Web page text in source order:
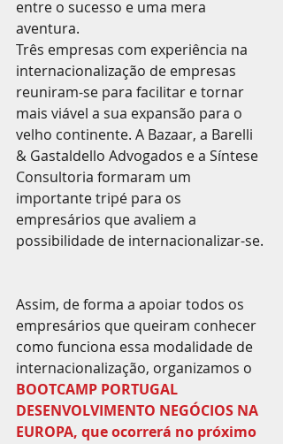
entre o sucesso e uma mera
aventura.
Três empresas com experiência na
internacionalização de empresas
reuniram-se para facilitar e tornar
mais viável a sua expansão para o
velho continente. A Bazaar, a Barelli
& Gastaldello Advogados e a Síntese
Consultoria formaram um
importante tripé para os
empresários que avaliem a
possibilidade de internacionalizar-se.
Assim, de forma a apoiar todos os
empresários que queiram conhecer
como funciona essa modalidade de
internacionalização, organizamos o
BOOTCAMP PORTUGAL
DESENVOLVIMENTO NEGÓCIOS NA
EUROPA, que ocorrerá no próximo